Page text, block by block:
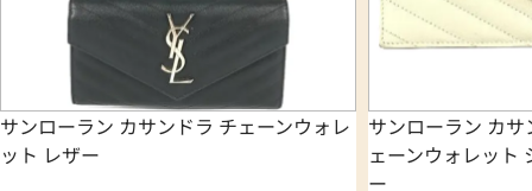
サンローラン カサンドラ チェーンウォレ
ット レザー
サンローラン カ
ェーンウォレット
ー